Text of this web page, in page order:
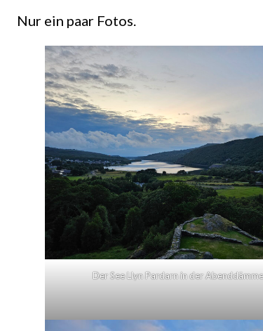
Nur ein paar Fotos.
Der See Llyn Pardarn in der